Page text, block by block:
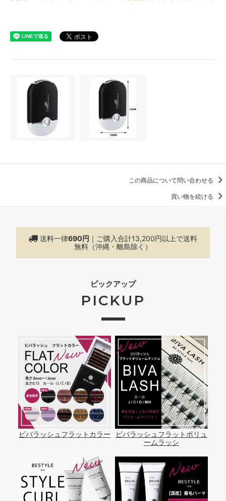
この商品について問い合わせる
買い物を続ける
送料一律690円 ｜ご購入合計13,200円以上で送料
無料（沖縄・離島除く）
ピックアップ
PICKUP
ビバラッシュフラットカラー
ビバラッシュフラットボリュ
ームラッシ